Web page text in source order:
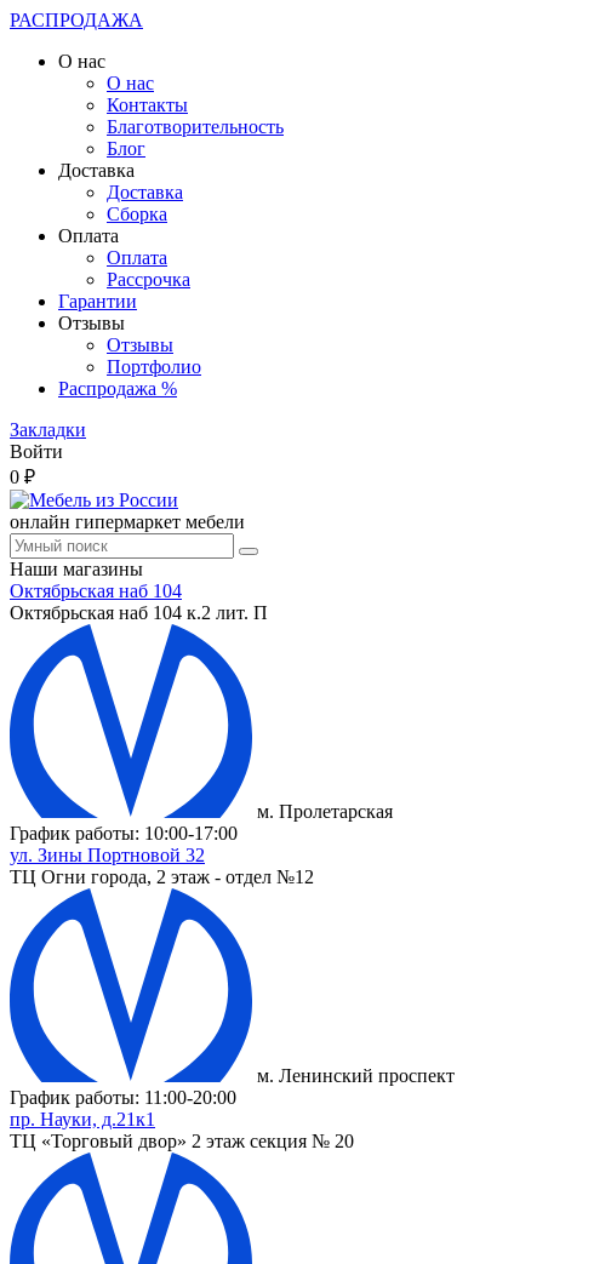
РАСПРОДАЖА
О нас
О нас
Контакты
Благотворительность
Блог
Доставка
Доставка
Сборка
Оплата
Оплата
Рассрочка
Гарантии
Отзывы
Отзывы
Портфолио
Распродажа %
Закладки
Войти
0 ₽
онлайн гипермаркет мебели
Наши магазины
Октябрьская наб 104
Октябрьская наб 104 к.2 лит. П
м. Пролетарская
График работы: 10:00-17:00
ул. Зины Портновой 32
ТЦ Огни города, 2 этаж - отдел №12
м. Ленинский проспект
График работы: 11:00-20:00
пр. Науки, д.21к1
ТЦ «Торговый двор» 2 этаж секция № 20